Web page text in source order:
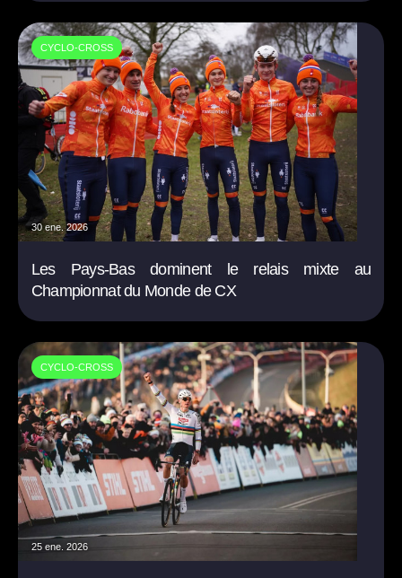
CYCLO-CROSS
30 ene. 2026
Les Pays-Bas dominent le relais mixte au
Championnat du Monde de CX
CYCLO-CROSS
25 ene. 2026